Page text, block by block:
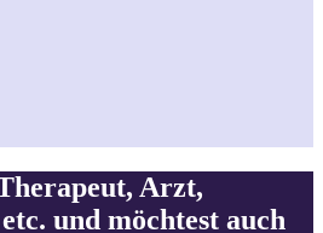
Arzt,
und möchtest auch